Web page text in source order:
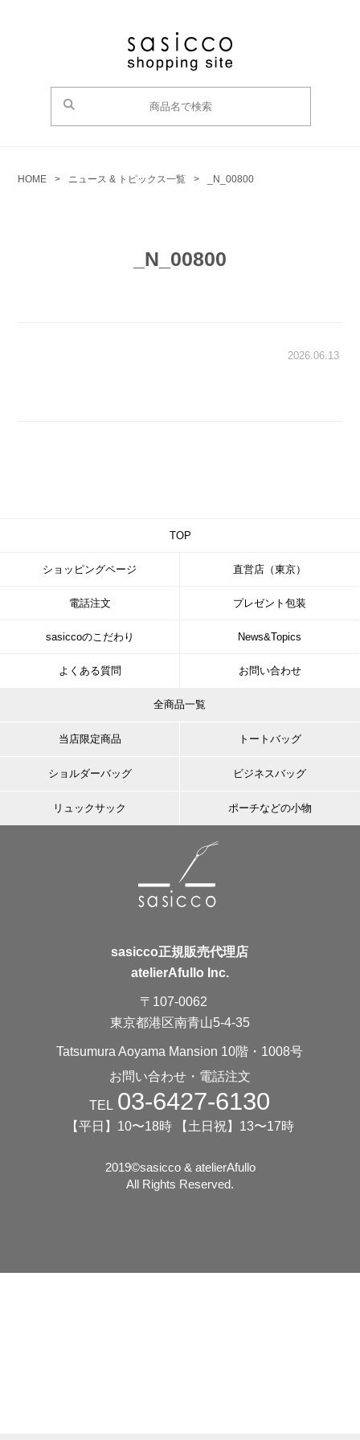
HOME > ニュース & トピックス一覧 > _N_00800
_N_00800
2026.06.13
TOP
ショッピングページ 直営店（東京）
電話注文 プレゼント包装
sasiccoのこだわり News&Topics
よくある質問 お問い合わせ
全商品一覧
当店限定商品 トートバッグ
ショルダーバッグ ビジネスバッグ
リュックサック ポーチなどの小物
sasicco正規販売代理店
atelierAfullo Inc.
〒107-0062
東京都港区南青山5-4-35
Tatsumura Aoyama Mansion 10階・1008号
お問い合わせ・電話注文
TEL 03-6427-6130
【平日】10〜18時 【土日祝】13〜17時
2019©️sasicco & atelierAfullo
All Rights Reserved.